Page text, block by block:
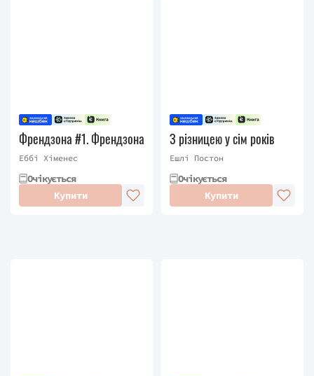
Френдзона #1. Френдзона
Еббі Хіменес
Очікується
Купити
З різницею у сім років
Ешлі Постон
Очікується
Купити